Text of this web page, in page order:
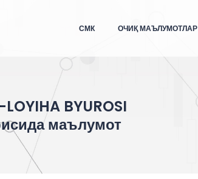
СМК ОЧИҚ МАЪЛУМОТЛАР
LOYIHA BYUROSI
маълумот